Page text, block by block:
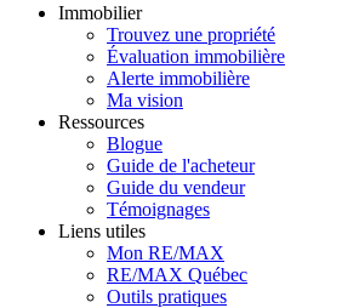
Immobilier
Trouvez une propriété
Évaluation immobilière
Alerte immobilière
Ma vision
Ressources
Blogue
Guide de l'acheteur
Guide du vendeur
Témoignages
Liens utiles
Mon RE/MAX
RE/MAX Québec
Outils pratiques